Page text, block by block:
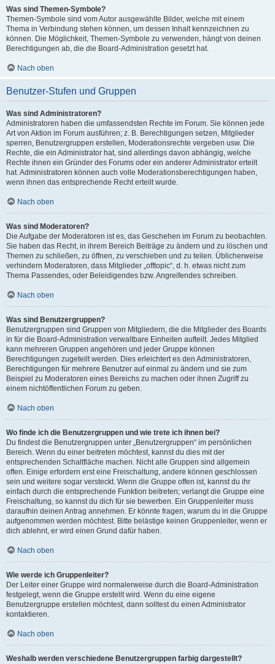
Was sind Themen-Symbole?
Themen-Symbole sind vom Autor ausgewählte Bilder, welche mit einem
Thema in Verbindung stehen können, um dessen Inhalt kennzeichnen zu
können. Die Möglichkeit, Themen-Symbole zu verwenden, hängt von deinen
Berechtigungen ab, die die Board-Administration gesetzt hat.
Nach oben
Benutzer-Stufen und Gruppen
Was sind Administratoren?
Administratoren haben die umfassendsten Rechte im Forum. Sie können jede
Art von Aktion im Forum ausführen; z. B. Berechtigungen setzen, Mitglieder
sperren, Benutzergruppen erstellen, Moderationsrechte vergeben usw. Die
Rechte, die ein Administrator hat, sind allerdings davon abhängig, welche
Rechte ihnen ein Gründer des Forums oder ein anderer Administrator erteilt
hat. Administratoren können auch volle Moderationsberechtigungen haben,
wenn ihnen das entsprechende Recht erteilt wurde.
Nach oben
Was sind Moderatoren?
Die Aufgabe der Moderatoren ist es, das Geschehen im Forum zu beobachten.
Sie haben das Recht, in ihrem Bereich Beiträge zu ändern und zu löschen und
Themen zu schließen, zu öffnen, zu verschieben und zu teilen. Üblicherweise
verhindern Moderatoren, dass Mitglieder „offtopic“, d. h. etwas nicht zum
Thema Passendes, oder Beleidigendes bzw. Angreifendes schreiben.
Nach oben
Was sind Benutzergruppen?
Benutzergruppen sind Gruppen von Mitgliedern, die die Mitglieder des Boards
in für die Board-Administration verwaltbare Einheiten aufteilt. Jedes Mitglied
kann mehreren Gruppen angehören und jeder Gruppe können
Berechtigungen zugeteilt werden. Dies erleichtert es den Administratoren,
Berechtigungen für mehrere Benutzer auf einmal zu ändern und sie zum
Beispiel zu Moderatoren eines Bereichs zu machen oder ihnen Zugriff zu
einem nichtöffentlichen Forum zu geben.
Nach oben
Wo finde ich die Benutzergruppen und wie trete ich ihnen bei?
Du findest die Benutzergruppen unter „Benutzergruppen“ im persönlichen
Bereich. Wenn du einer beitreten möchtest, kannst du dies mit der
entsprechenden Schaltfläche machen. Nicht alle Gruppen sind allgemein
offen. Einige erfordern erst eine Freischaltung, andere können geschlossen
sein und weitere sogar versteckt. Wenn die Gruppe offen ist, kannst du ihr
einfach durch die entsprechende Funktion beitreten; verlangt die Gruppe eine
Freischaltung, so kannst du dich für sie bewerben. Ein Gruppenleiter muss
daraufhin deinen Antrag annehmen. Er könnte fragen, warum du in die Gruppe
aufgenommen werden möchtest. Bitte belästige keinen Gruppenleiter, wenn er
dich ablehnt, er wird einen Grund dafür haben.
Nach oben
Wie werde ich Gruppenleiter?
Der Leiter einer Gruppe wird normalerweise durch die Board-Administration
festgelegt, wenn die Gruppe erstellt wird. Wenn du eine eigene
Benutzergruppe erstellen möchtest, dann solltest du einen Administrator
kontaktieren.
Nach oben
Weshalb werden verschiedene Benutzergruppen farbig dargestellt?